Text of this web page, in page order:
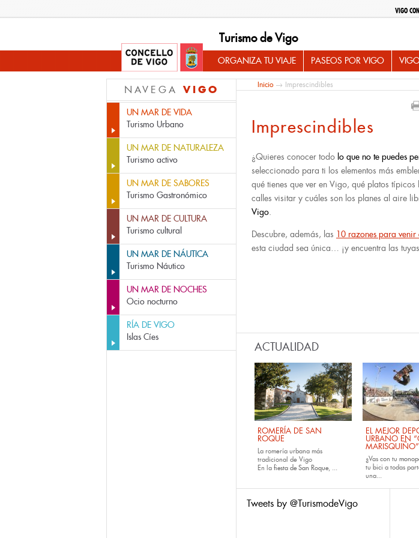
VIGO
Turismo de Vigo
ORGANIZA TU VIAJE PASEOS POR VIGO
NAVEGA VIGO
UN MAR DE VIDA
Turismo Urbano
UN MAR DE NATURALEZA
Turismo activo
UN MAR DE SABORES
Turismo Gastronómico
UN MAR DE CULTURA
Turismo cultural
UN MAR DE NÁUTICA
Turismo Náutico
UN MAR DE NOCHES
Ocio nocturno
RÍA DE VIGO
Islas Cíes
Inicio→ Imprescindibles
Imprescindibles
¿Quieres conocer todo lo que no te puedes
seleccionado para ti los elementos más
qué tienes que ver en Vigo, qué platos típicos
calles visitar y cuáles son los planes al aire
Vigo.
Descubre, además, las 10 razones para
esta ciudad sea única… ¡y encuentra las
ACTUALIDAD
ROMERÍA DE SAN
ROQUE
La romería urbana más
tradicional de Vigo
En la fiesta de San Roque, ...
EL MEJOR
URBANO EN
MARISQUIÑO”
¿Vas con tu
tu bici a todas
una...
Tweets by @TurismodeVigo